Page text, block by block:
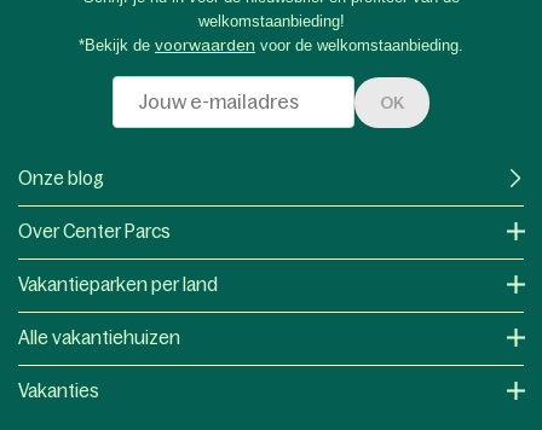
welkomstaanbieding!
*Bekijk de voorwaarden voor de welkomstaanbieding.
OK
Onze blog
Over Center Parcs
Vakantieparken per land
Alle vakantiehuizen
Vakanties